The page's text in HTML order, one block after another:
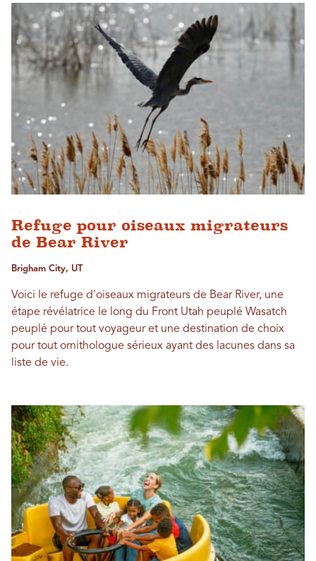
Refuge pour oiseaux migrateurs
de Bear River
Brigham City, UT
Voici le refuge d'oiseaux migrateurs de Bear River, une
étape révélatrice le long du Front Utah peuplé Wasatch
peuplé pour tout voyageur et une destination de choix
pour tout ornithologue sérieux ayant des lacunes dans sa
liste de vie.